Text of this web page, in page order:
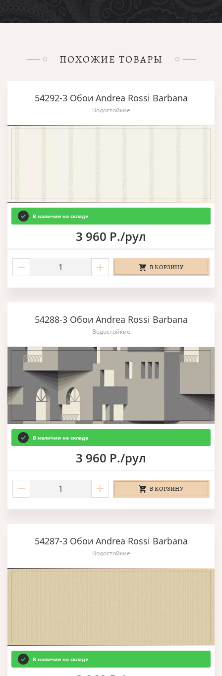
ПОХОЖИЕ ТОВАРЫ
54292-3 Обои Andrea Rossi Barbana
Водостойкие
В наличии на складе
3 960 Р./рул
В КОРЗИНУ
54288-3 Обои Andrea Rossi Barbana
Водостойкие
В наличии на складе
3 960 Р./рул
В КОРЗИНУ
54287-3 Обои Andrea Rossi Barbana
Водостойкие
В наличии на складе